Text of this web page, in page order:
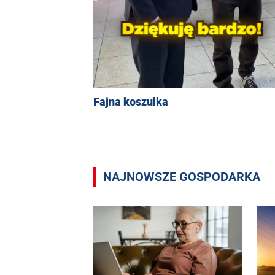
Fajna koszulka
NAJNOWSZE GOSPODARKA